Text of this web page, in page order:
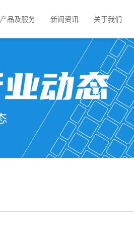
产品及服务 新闻资讯 关于我们